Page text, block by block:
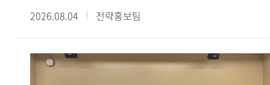
있도록 최선을 다하겠다"고 밝혔다.
특명전권대사를 역임했던 신정승 동서대학교
동아시아연구원장이 연사로 초청되어 노태우 대통령의
북방정책과 1992년 한중수교 과정의 역사적 의미를
재조명했다.신 원장은 먼저 1970년대 이후 중국과 서방세계의
2026.08.04 전략홍보팀